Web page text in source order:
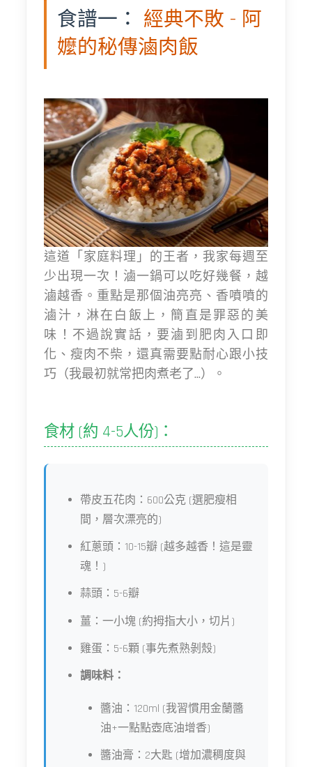
食譜一： 經典不敗 - 阿
嬤的秘傳滷肉飯
這道「家庭料理」的王者，我家每週至
少出現一次！滷一鍋可以吃好幾餐，越
滷越香。重點是那個油亮亮、香噴噴的
滷汁，淋在白飯上，簡直是罪惡的美
味！不過說實話，要滷到肥肉入口即
化、瘦肉不柴，還真需要點耐心跟小技
巧（我最初就常把肉煮老了...）。
食材 (約 4-5人份)：
帶皮五花肉：600公克 (選肥瘦相
間，層次漂亮的)
紅蔥頭：10-15瓣 (越多越香！這是靈
魂！)
蒜頭：5-6瓣
薑：一小塊 (約拇指大小，切片)
雞蛋：5-6顆 (事先煮熟剝殼)
調味料：
醬油：120ml (我習慣用金蘭醬
油+一點點壺底油增香)
醬油膏：2大匙 (增加濃稠度與